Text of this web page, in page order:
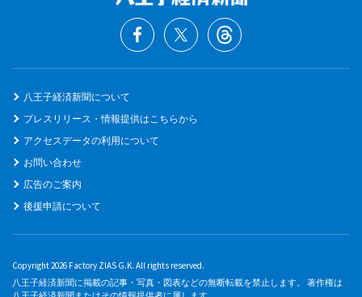
八王子経済新聞について
プレスリリース・情報提供はこちらから
アクセスデータの利用について
お問い合わせ
広告のご案内
後援申請について
Copyright 2026 Factory ZIAS G.K. All rights reserved.
八王子経済新聞に掲載の記事・写真・図表などの無断転載を禁止します。 著作権は